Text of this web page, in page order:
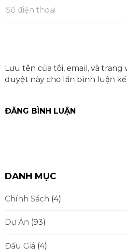
Lưu tên của tôi, email, và
duyệt này cho lần bình luận kế
DANH MỤC
Chính Sách (4)
Dự Án (93)
Đấu Giá (4)